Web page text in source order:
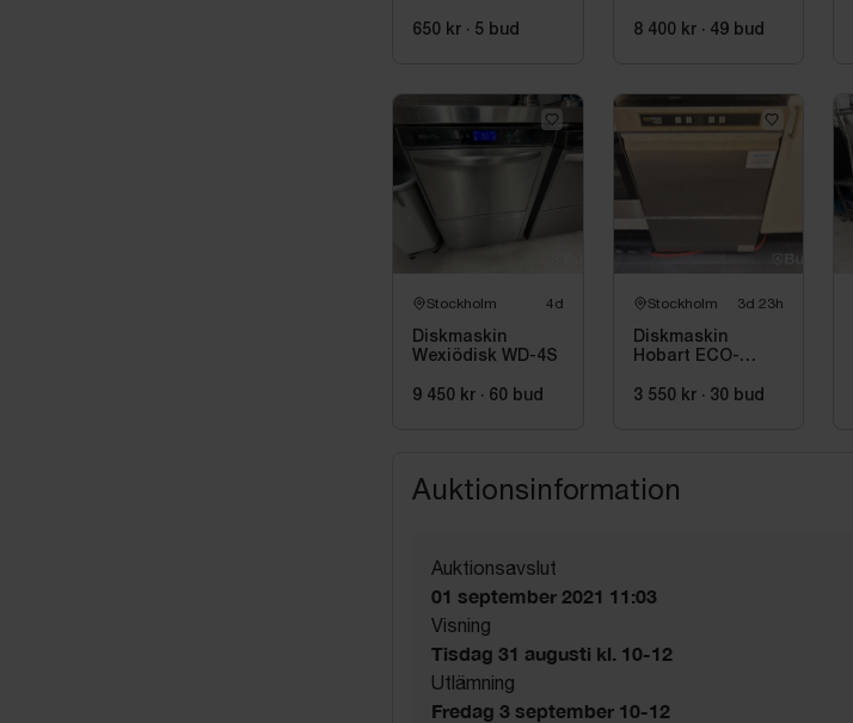
650 kr · 5 bud 8 400 kr · 49 bud
Stockholm 4d
Diskmaskin
Wexiödisk WD-4S
9 450 kr · 60 bud
Stockholm 3d 23h
Diskmaskin
Hobart ECO-
3 550 kr · 30 bud
Auktionsinformation
Auktionsavslut
01 september 2021 11:03
Visning
Tisdag 31 augusti kl. 10-12
Utlämning
Fredag 3 september 10-12